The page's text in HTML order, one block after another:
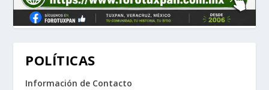
POLÍTICAS
Información de Contacto